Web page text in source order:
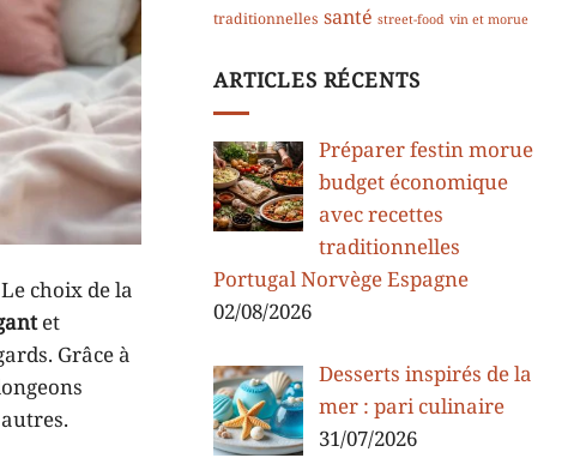
choix de la
et
Grâce à
traditionnelles santé street-food vin et morue
ARTICLES RÉCENTS
Préparer festin morue
budget économique
avec recettes
traditionnelles
Portugal Norvège Espagne
02/08/2026
Desserts inspirés de la
mer : pari culinaire
31/07/2026